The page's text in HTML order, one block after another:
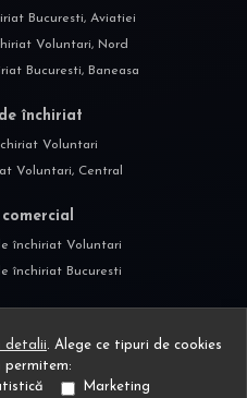
Bucuresti, Aviatiei
Voluntari, Nord
Bucuresti, Baneasa
închiriat
Voluntari
Voluntari, Central
închiriat Voluntari
închiriat Bucuresti
detalii. Alege ce tipuri de cookies
permitem:
Marketing